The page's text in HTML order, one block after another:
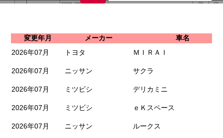
変更年月 メーカー
車名
2026年07月
トヨタ ＭＩＲＡＩ
2026年07月 ニッサン サクラ
2026年07月 ミツビシ デリカミニ
2026年07月 ミツビシ ｅＫスペース
2026年07月 ニッサン ルークス